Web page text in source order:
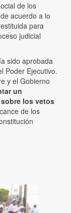
de los
acuerdo a lo
para
judicial
sido aprobada
Poder Ejecutivo.
y el Gobierno
un
los vetos
de los